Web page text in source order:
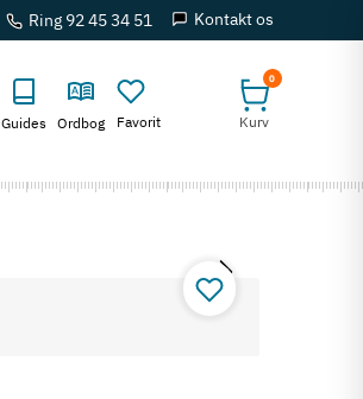
Ring 92 45 34 51 Kontakt os
Guides Ordbog Favorit
0
Kurv